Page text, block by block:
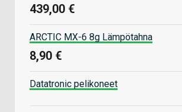
439,00 €
ARCTIC MX-6 8g Lämpötahna
8,90 €
Datatronic pelikoneet